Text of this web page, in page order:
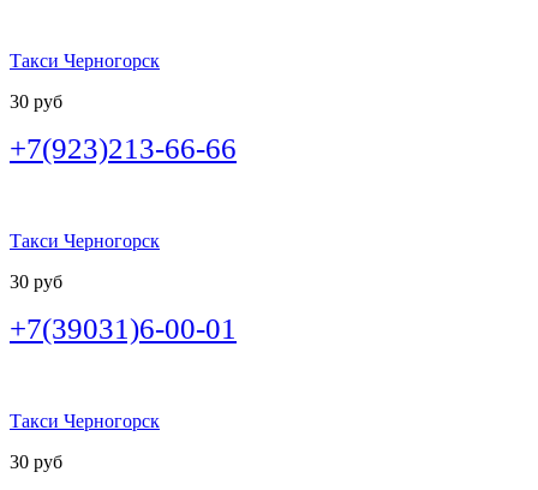
Такси Черногорск
30 руб
+7(923)213-66-66
Такси Черногорск
30 руб
+7(39031)6-00-01
Такси Черногорск
30 руб